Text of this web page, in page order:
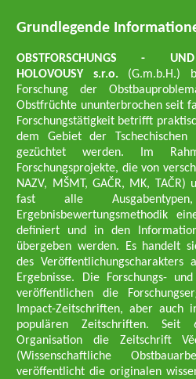
Grundlegende
OBSTFORSCHUNGS - UND
HOLOVOUSY s.r.o. (G.m.b.H.)
Forschung der
Obstfrüchte ununterbrochen seit
Forschungstätigkeit betrifft
dem Gebiet der
gezüchtet werden. Im
Forschungsprojekte, die von
NAZV, MŠMT, GAČR, MK,
fast alle
Ergebnisbewertungsmethodik
definiert und in den
übergeben werden. Es handelt
des
Ergebnisse. Die Forschungs-
veröffentlichen die
Impact-Zeitschriften, aber auch
populären Zeitschriften.
Organisation die Zeitschrift
(Wissenschaftliche
veröffentlicht die originalen